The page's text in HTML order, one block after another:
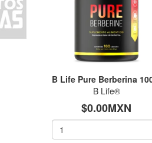
B Life Pure Berberina
B Life®
$0.00MXN